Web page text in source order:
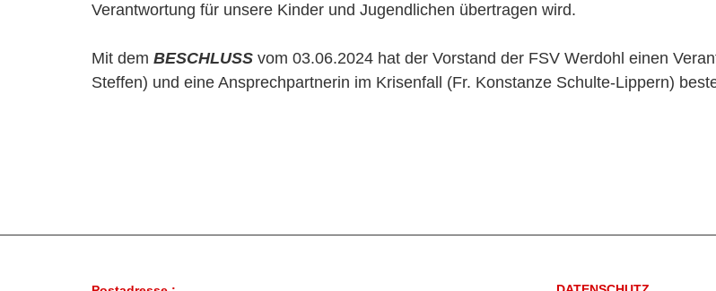
Verantwortung für unsere Kinder und Jugendlichen übertragen wird.
Mit dem BESCHLUSS vom 03.06.2024 hat der Vorstand der FSV Werdohl einen
Steffen) und eine Ansprechpartnerin im Krisenfall (Fr. Konstanze Schulte-Lippern)